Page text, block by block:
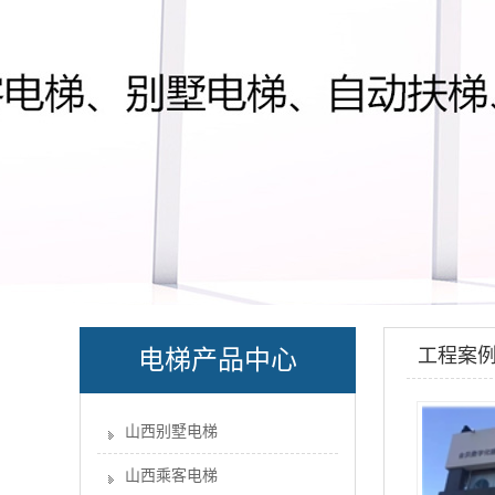
电梯产品中心
山西别墅电梯
山西乘客电梯
工程案